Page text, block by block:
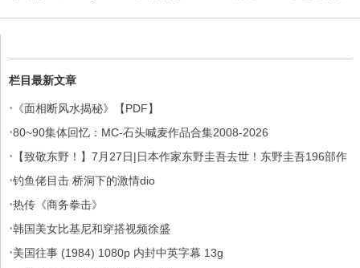
栏目最新文章
· 《面相断风水揭秘》【PDF】
·80~90集体回忆：MC-石头喊麦作品合集2008-2026
· 【致敬东野！】7月27日|日本作家东野圭吾去世！东野圭吾196部作
品集
·钓鱼佬目击 桥洞下的激情dio
·热传《商务拳击》
·韩国美女比基尼和穿搭视频徐盛
·美国往事 (1984) 1080p 内封中英字幕 13g